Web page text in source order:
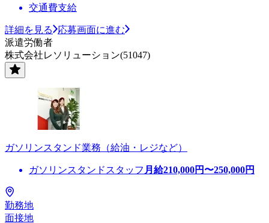
交通費支給
詳細を見る
応募画面に進む
派遣労働者
株式会社レソリューション(51047)
ガソリンスタンド業務（給油・レジなど）
ガソリンスタンドスタッフ 月給210,000円〜250,000円
勤務地
面接地